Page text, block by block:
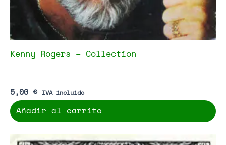
Kenny Rogers – Collection
5,00 € IVA incluido
Añadir al carrito